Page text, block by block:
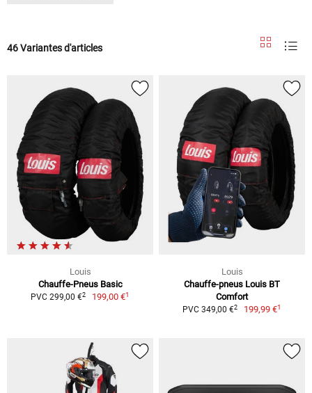
46 Variantes d'articles
Louis
Chauffe-Pneus Basic
PVC 299,00 €2 199,00 €1
Louis
Chauffe-pneus Louis BT
Comfort
PVC 349,00 €2 199,99 €1